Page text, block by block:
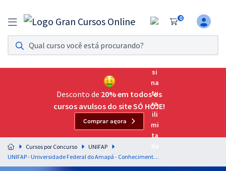
0
Assinatura Ilimitada 11
Acesso a todos os cursos. Teste grátis por 7 dias!
Assinatura OAB Até Passar
Acesso ilimitado a toda preparação para o Exame da
Residências Multiprofissionais
Preparação completa e intensiva para as principais
residências em saúde do Brasil
Desconto de 20% em todos os
cursos avulsos do site SÓ HOJE!
Comprar agora
Cursos por Concurso
UNIFAP
UNIFAP - Universidade Federal do Amapá - Conhecimentos Específicos para o Cargo 201: Administrador